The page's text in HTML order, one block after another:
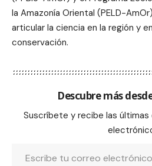
la Amazonía Oriental (PELD-
articular la ciencia en la región y
conservación.
Descubre más
Suscríbete y recibe las